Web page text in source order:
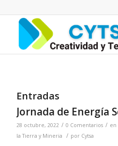
Entradas
Jornada de Energía
28 octubre, 2022 / 0 Comentarios / en
la Tierra y Mineria
/ por Cytsa